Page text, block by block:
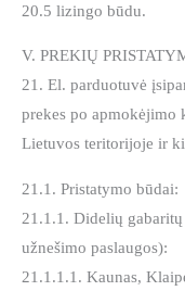
20.5 lizingo būdu.
V. PREKIŲ
21. El. parduotuvė
prekes po apmokėjimo
Lietuvos teritorijoje ir
21.1. Pristatymo būdai:
21.1.1. Didelių
užnešimo paslaugos):
21.1.1.1. Kaunas,